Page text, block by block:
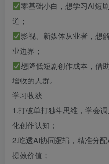
零基础小白，想学习AI短
道；
影视、新媒体从业者，想
业边界；
想降低短剧创作成本，借
增收的人群。
学习收获
1.打破单打独斗思维，学会
化创作认知；
2.吃透AI协同逻辑，精准分
提效价值；